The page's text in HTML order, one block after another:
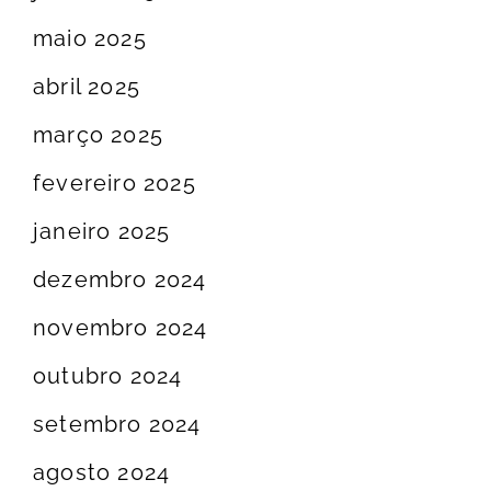
maio 2025
abril 2025
março 2025
fevereiro 2025
janeiro 2025
dezembro 2024
novembro 2024
outubro 2024
setembro 2024
agosto 2024